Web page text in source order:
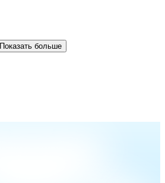
Показать больше